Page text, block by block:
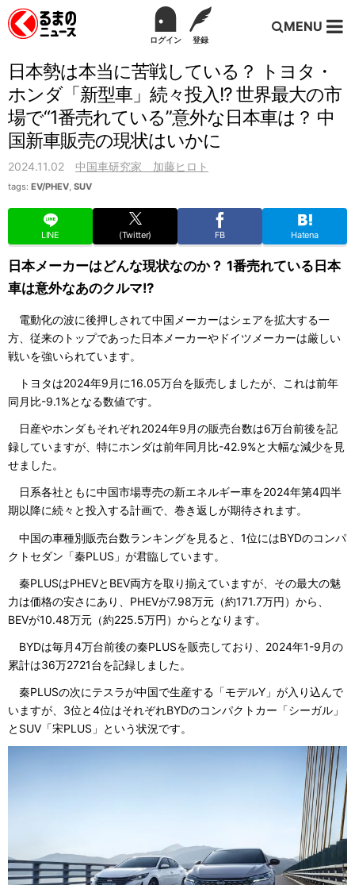
ログイン 登録
MENU
日本勢は本当に苦戦している？ トヨタ・
ホンダ「新型車」続々投入!? 世界最大の市
場で“1番売れている”意外な日本車は？ 中
国新車販売の現状はいかに
2024.11.02 中国車研究家 加藤ヒロト
tags: EV/PHEV, SUV
LINE (Twitter) FB Hatena
日本メーカーはどんな現状なのか？ 1番売れている日本
車は意外なあのクルマ!?
電動化の波に後押しされて中国メーカーはシェアを拡大する一
方、従来のトップであった日本メーカーやドイツメーカーは厳しい
戦いを強いられています。
トヨタは2024年9月に16.05万台を販売しましたが、これは前年
同月比-9.1%となる数値です。
日産やホンダもそれぞれ2024年9月の販売台数は6万台前後を記
録していますが、特にホンダは前年同月比-42.9%と大幅な減少を見
せました。
日系各社ともに中国市場専売の新エネルギー車を2024年第4四半
期以降に続々と投入する計画で、巻き返しが期待されます。
中国の車種別販売台数ランキングを見ると、1位にはBYDのコンパ
クトセダン「秦PLUS」が君臨しています。
秦PLUSはPHEVとBEV両方を取り揃えていますが、その最大の魅
力は価格の安さにあり、PHEVが7.98万元（約171.7万円）から、
BEVが10.48万元（約225.5万円）からとなります。
BYDは毎月4万台前後の秦PLUSを販売しており、2024年1-9月の
累計は36万2721台を記録しました。
秦PLUSの次にテスラが中国で生産する「モデルY」が入り込んで
いますが、3位と4位はそれぞれBYDのコンパクトカー「シーガル」
とSUV「宋PLUS」という状況です。